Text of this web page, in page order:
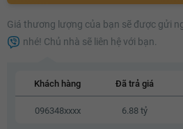
6.66
6.72
Giá thương lượng của bạn sẽ được gửi
nhé! Chủ nhà sẽ liên hệ với bạn.
Khách hàng Đã trả giá
096348xxxx 6.88 tỷ